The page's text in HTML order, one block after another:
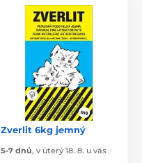
Zverlit 6kg jemný
5-7 dnů, v úterý 18. 8. u vás